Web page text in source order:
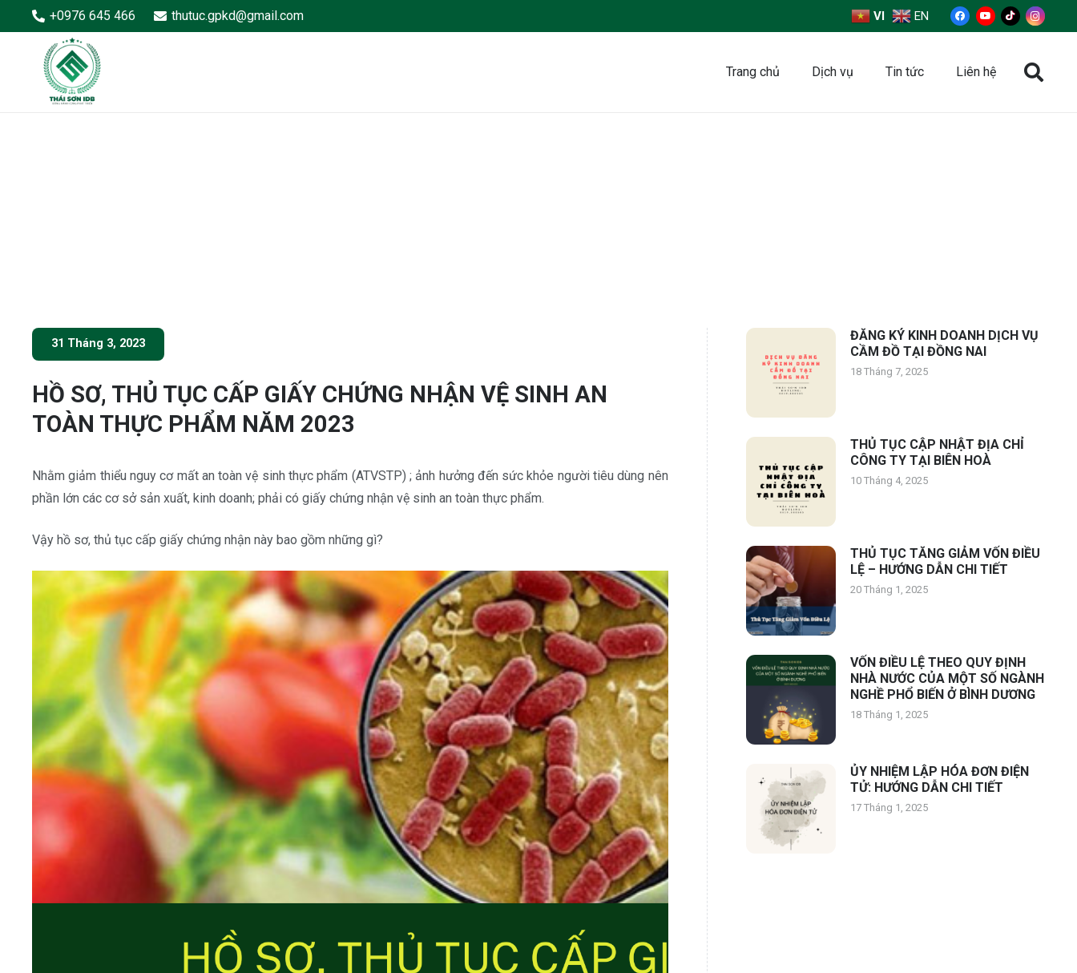
+0976 645 466 thutuc.gpkd@gmail.com VI EN
Trang chủ Dịch vụ Tin tức Liên hệ
31 Tháng 3, 2023
HỒ SƠ, THỦ TỤC CẤP GIẤY CHỨNG NHẬN VỆ SINH AN
TOÀN THỰC PHẨM NĂM 2023
Nhằm giảm thiểu nguy cơ mất an toàn vệ sinh thực phẩm (ATVSTP) ; ảnh hưởng đến sức khỏe người tiêu dùng nên
phần lớn các cơ sở sản xuất, kinh doanh; phải có giấy chứng nhận vệ sinh an toàn thực phẩm.
Vậy hồ sơ, thủ tục cấp giấy chứng nhận này bao gồm những gì?
ĐĂNG KÝ KINH DOANH DỊCH VỤ
CẦM ĐỒ TẠI ĐỒNG NAI
18 Tháng 7, 2025
THỦ TỤC CẬP NHẬT ĐỊA CHỈ
CÔNG TY TẠI BIÊN HOÀ
10 Tháng 4, 2025
THỦ TỤC TĂNG GIẢM VỐN ĐIỀU
LỆ – HƯỚNG DẪN CHI TIẾT
20 Tháng 1, 2025
VỐN ĐIỀU LỆ THEO QUY ĐỊNH
NHÀ NƯỚC CỦA MỘT SỐ NGÀNH
NGHỀ PHỔ BIẾN Ở BÌNH DƯƠNG
18 Tháng 1, 2025
ỦY NHIỆM LẬP HÓA ĐƠN ĐIỆN
TỬ: HƯỚNG DẪN CHI TIẾT
17 Tháng 1, 2025